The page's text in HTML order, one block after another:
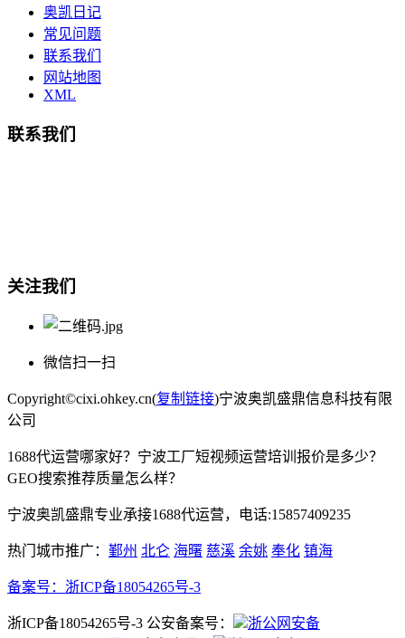
奥凯日记
常见问题
联系我们
网站地图
XML
联系我们
关注我们
微信扫一扫
Copyright©cixi.ohkey.cn(复制链接)宁波奥凯盛鼎信息科技有限
公司
1688代运营哪家好？宁波工厂短视频运营培训报价是多少？
GEO搜索推荐质量怎么样？
宁波奥凯盛鼎专业承接1688代运营，电话:15857409235
热门城市推广： 鄞州 北仑 海曙 慈溪 余姚 奉化 镇海
备案号： 浙ICP备18054265号-3
浙ICP备18054265号-3 公安备案号：
浙公网安备